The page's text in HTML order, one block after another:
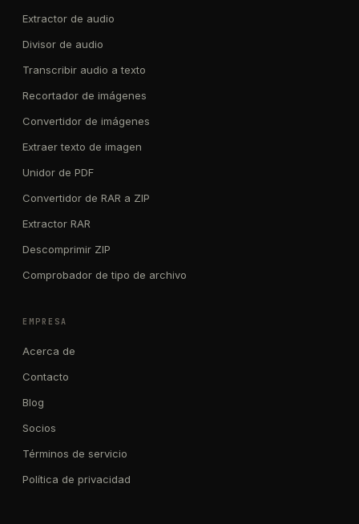
Extractor de audio
Divisor de audio
Transcribir audio a texto
Recortador de imágenes
Convertidor de imágenes
Extraer texto de imagen
Unidor de PDF
Convertidor de RAR a ZIP
Extractor RAR
Descomprimir ZIP
Comprobador de tipo de archivo
EMPRESA
Acerca de
Contacto
Blog
Socios
Términos de servicio
Política de privacidad